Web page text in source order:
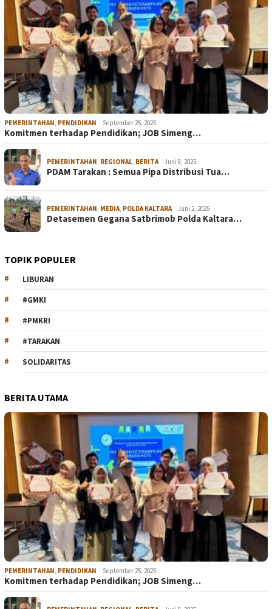
PEMERINTAHAN, PENDIDIKAN September 25, 2025
Komitmen terhadap Pendidikan; JOB Simeng…
PEMERINTAHAN, REGIONAL, BERITA Juni 8, 2025
PDAM Tarakan : Semua Pipa Distribusi Tua…
PEMERINTAHAN, MEDIA, POLDA KALTARA Juni 2, 2025
Detasemen Gegana Satbrimob Polda Kaltara…
TOPIK POPULER
LIBURAN
#GMKI
#PMKRI
#TARAKAN
SOLIDARITAS
BERITA UTAMA
PEMERINTAHAN, PENDIDIKAN September 25, 2025
Komitmen terhadap Pendidikan; JOB Simeng…